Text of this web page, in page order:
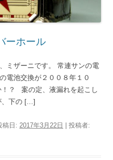
ーホール
ミザーニです。 常連サンの電
電池交換が２００８年１０
！？ 案の定、液漏れを起こし
、下の […]
稿日: 2017年3月22日
投稿者: